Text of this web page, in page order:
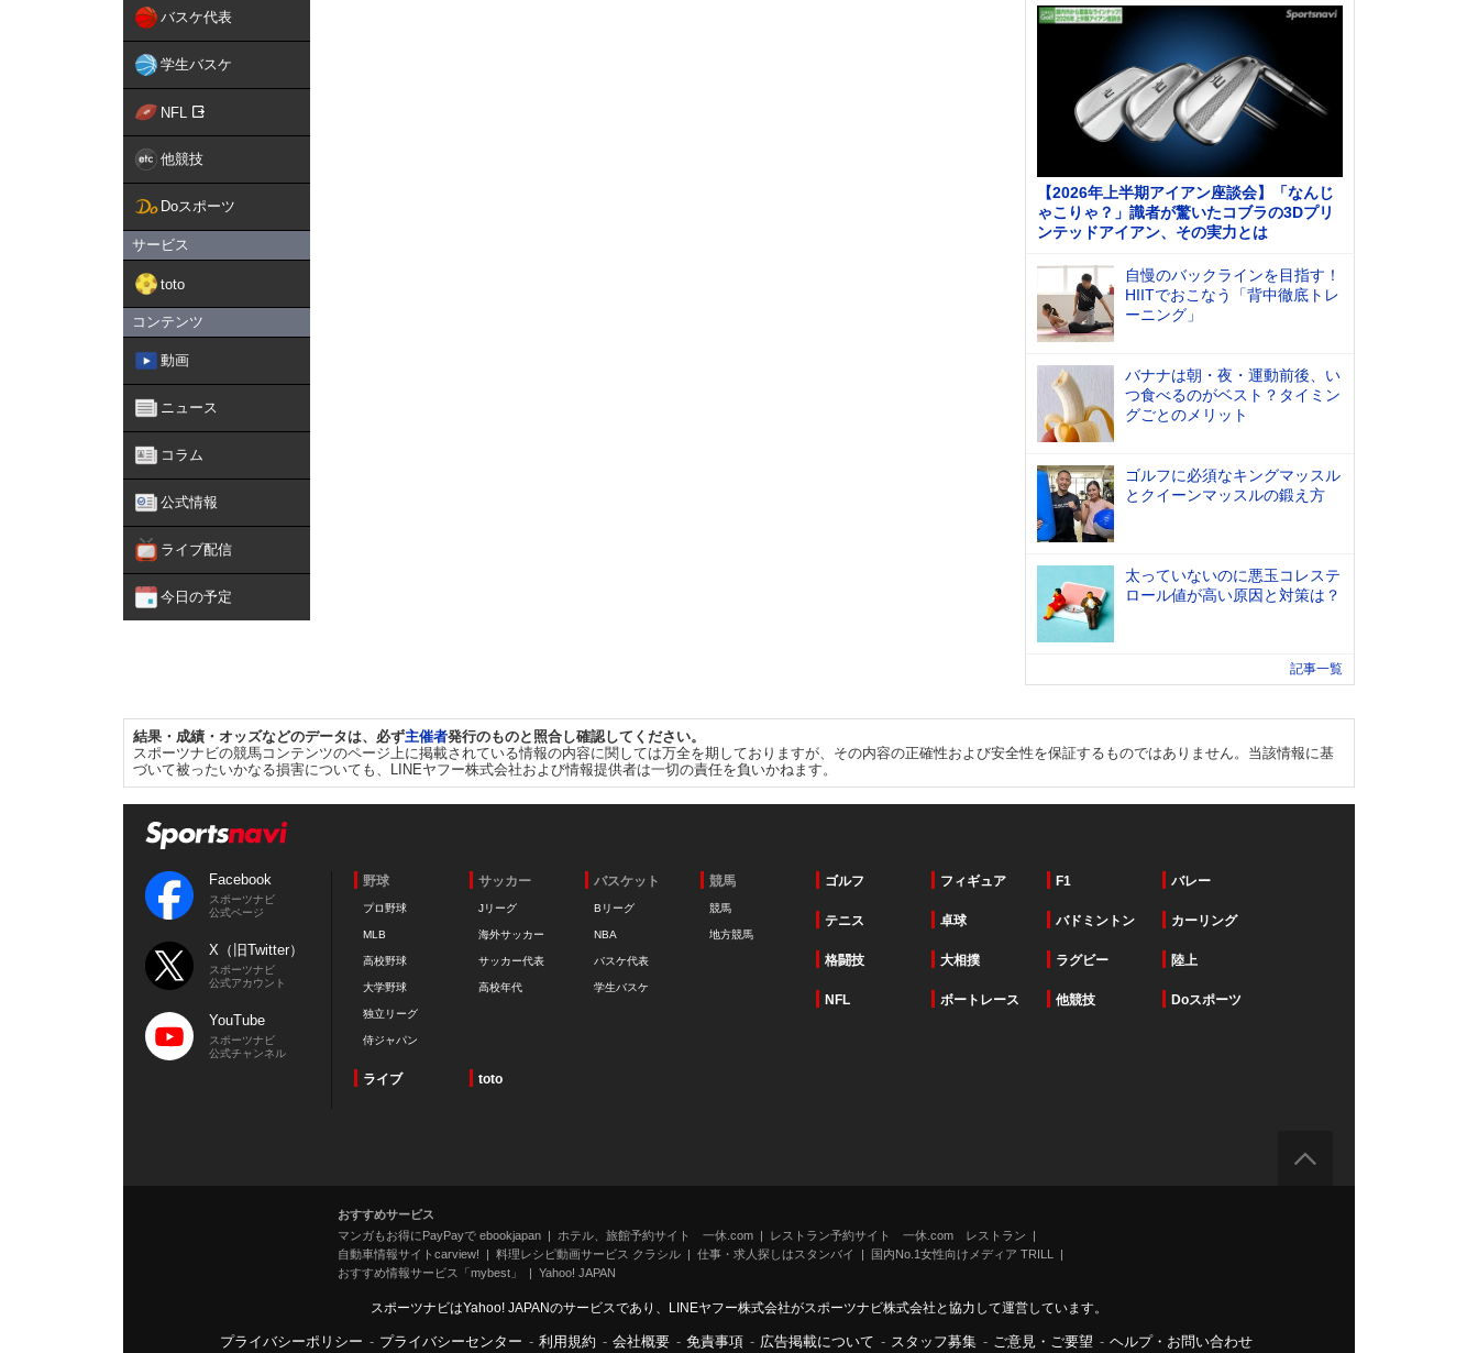
バスケ代表
学生バスケ
NFL
他競技
Doスポーツ
サービス
toto
コンテンツ
動画
ニュース
コラム
公式情報
ライブ配信
今日の予定
【2026年上半期アイアン座談会】「なんじ
ゃこりゃ？」識者が驚いたコブラの3Dプリ
ンテッドアイアン、その実力とは
自慢のバックラインを目指す！
HIITでおこなう「背中徹底トレ
ーニング」
バナナは朝・夜・運動前後、い
つ食べるのがベスト？タイミン
グごとのメリット
ゴルフに必須なキングマッスル
とクイーンマッスルの鍛え方
太っていないのに悪玉コレステ
ロール値が高い原因と対策は？
記事一覧
結果・成績・オッズなどのデータは、必ず主催者発行のものと照合し確認してください。
スポーツナビの競馬コンテンツのページ上に掲載されている情報の内容に関しては万全を期しておりますが、その内容の正確性および安全性を保証するものではありません。当該情報に基
づいて被ったいかなる損害についても、LINEヤフー株式会社および情報提供者は一切の責任を負いかねます。
Facebook
スポーツナビ
公式ページ
X（旧Twitter）
スポーツナビ
公式アカウント
YouTube
スポーツナビ
公式チャンネル
野球
プロ野球
MLB
高校野球
大学野球
独立リーグ
侍ジャパン
サッカー
Jリーグ
海外サッカー
サッカー代表
高校年代
バスケット
Bリーグ
NBA
バスケ代表
学生バスケ
競馬
競馬
地方競馬
ゴルフ フィギュア F1 バレー
テニス 卓球 バドミントン カーリング
格闘技 大相撲 ラグビー 陸上
NFL ボートレース 他競技 Doスポーツ
ライブ toto
おすすめサービス
マンガもお得にPayPayで ebookjapan
ホテル、旅館予約サイト 一休.com
レストラン予約サイト 一休.com レストラン
自動車情報サイトcarview!
料理レシピ動画サービス クラシル 仕事・求人探しはスタンバイ
国内No.1女性向けメディア TRILL
おすすめ情報サービス「mybest」
Yahoo! JAPAN
スポーツナビはYahoo! JAPANのサービスであり、LINEヤフー株式会社がスポーツナビ株式会社と協力して運営しています。
プライバシーポリシー - プライバシーセンター - 利用規約 - 会社概要 - 免責事項 - 広告掲載について - スタッフ募集 - ご意見・ご要望 - ヘルプ・お問い合わせ